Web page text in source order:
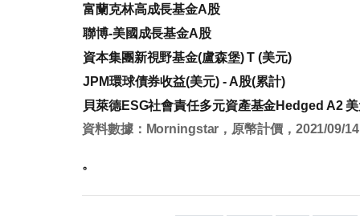
富蘭克林高成長基金A股
聯博-美國成長基金A股
資本集團新視野基金(盧森堡) T (美元)
JPM環球債券收益(美元) - A股(累計)
貝萊德ESG社會責任多元資產基金Hedged A2
資料數據：Morningstar，原幣計價，2021/09/14
。